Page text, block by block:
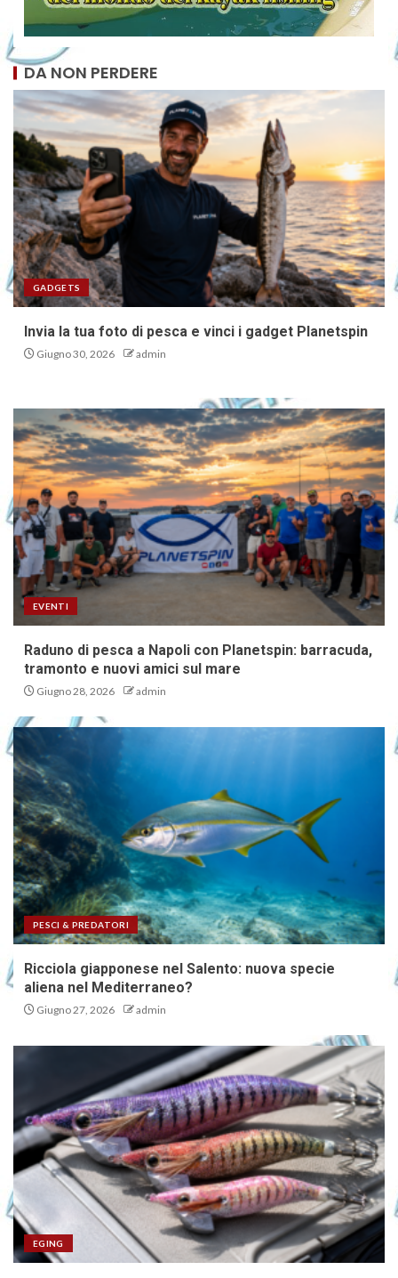
DA NON PERDERE
GADGETS
Invia la tua foto di pesca e vinci i gadget Planetspin
Giugno 30, 2026 admin
EVENTI
Raduno di pesca a Napoli con Planetspin: barracuda,
tramonto e nuovi amici sul mare
Giugno 28, 2026 admin
PESCI & PREDATORI
Ricciola giapponese nel Salento: nuova specie
aliena nel Mediterraneo?
Giugno 27, 2026 admin
EGING